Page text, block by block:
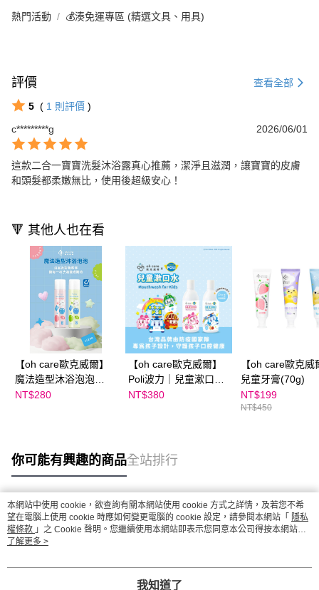
熱門活動 💰湊免運專區 (精選文具、用具)
評價 查看全部
5 ( 1 則評價 )
c*********g
2026/06/01
這款二合一寶寶洗髮沐浴露真心推薦，潔淨且滋潤，讓寶寶的皮膚
和頭髮都柔嫩無比，使用後超級安心！
🔻 其他人也在看
【oh care歐克威爾】
魔法造型沐浴泡泡
180ml
NT$280
【oh care歐克威爾】
Poli波力｜兒童漱口水
(350ml)
NT$380
【oh care歐克威
兒童牙膏(70g)
NT$199
NT$450
你可能有興趣的商品全站排行
熱門標籤
本網站中使用 cookie，欲查詢有關本網站使用 cookie 方式之詳情，及若您不希
望在電腦上使用 cookie 時應如何變更電腦的 cookie 設定，請參閱本網站「 隱私
權條款 」之 Cookie 聲明。您繼續使用本網站即表示您同意本公司得按本網站使
用條款之 Cookie 聲明使用 cookie。
了解更多 >
我知道了